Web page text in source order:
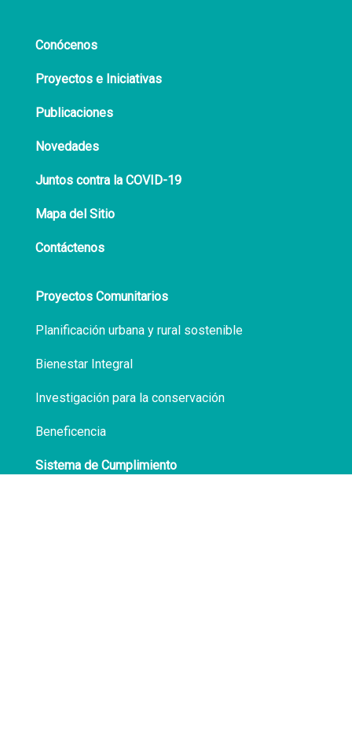
Conócenos
Proyectos e Iniciativas
Publicaciones
Novedades
Juntos contra la COVID-19
Mapa del Sitio
Contáctenos
Proyectos Comunitarios
Planificación urbana y rural sostenible
Bienestar Integral
Investigación para la conservación
Beneficencia
Sistema de Cumplimiento